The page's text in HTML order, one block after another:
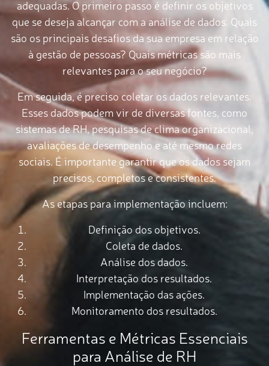
adequadas. O primeiro passo é definir os objetivos
que se deseja alcançar com a análise de dados. Quais
são os principais desafios da sua empresa em relação
à gestão de pessoas? Quais métricas são mais
relevantes para o seu negócio?
Em seguida, é preciso coletar os dados relevantes.
Esses dados podem vir de diversas fontes, como
sistemas de RH, pesquisas de clima organizacional,
avaliações de desempenho e até mesmo redes
sociais. É importante garantir que os dados sejam
precisos, completos e consistentes.
As etapas para implementação incluem:
Definição dos objetivos.
Coleta de dados.
Análise dos dados.
Interpretação dos resultados.
Implementação das ações.
Monitoramento dos resultados.
Ferramentas e Métricas Essenciais
para Análise de RH